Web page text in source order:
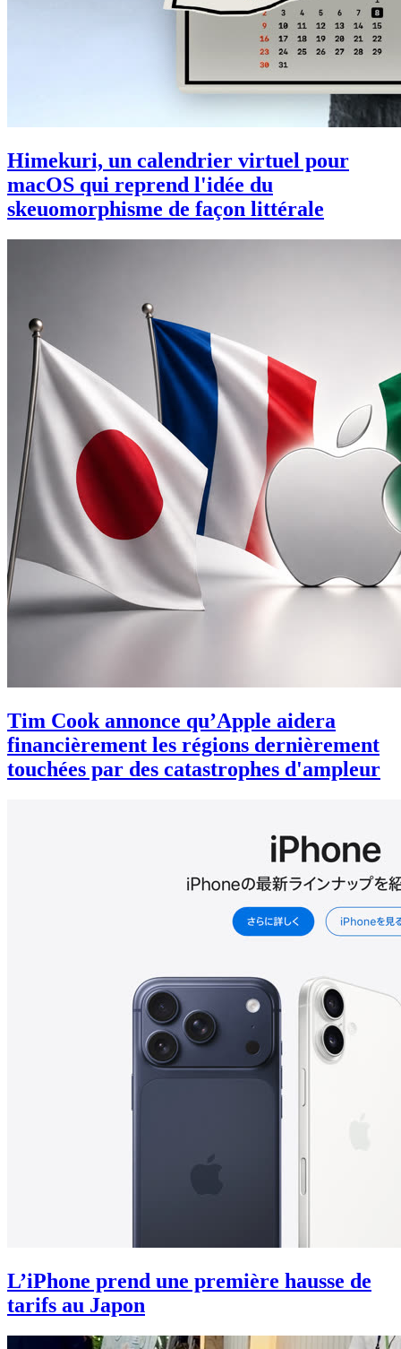
Himekuri, un calendrier virtuel pour
macOS qui reprend l'idée du
skeuomorphisme de façon littérale
Tim Cook annonce qu’Apple aidera
financièrement les régions dernièrement
touchées par des catastrophes d'ampleur
L’iPhone prend une première hausse de
tarifs au Japon